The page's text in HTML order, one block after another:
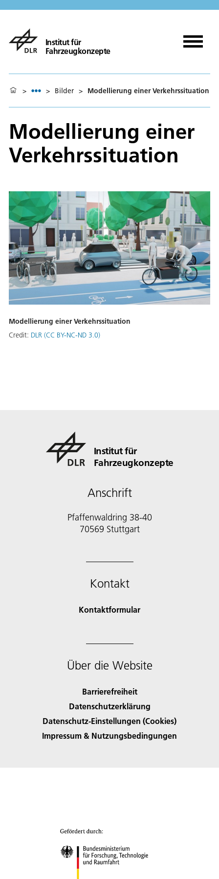
Institut für
Fahrzeugkonzepte
> > Bilder > Modellierung einer Verkehrssituation
Modellierung einer
Verkehrssituation
Modellierung einer Verkehrssituation
Credit: DLR (CC BY-NC-ND 3.0)
Institut für
Fahrzeugkonzepte
Anschrift
Pfaffenwaldring 38-40
70569 Stuttgart
Kontakt
Kontaktformular
Über die Website
Barrierefreiheit
Datenschutzerklärung
Datenschutz-Einstellungen (Cookies)
Impressum & Nutzungsbedingungen